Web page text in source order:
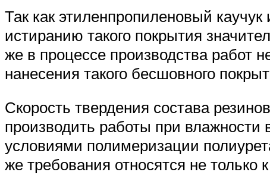
Так как этиленпропиленовый
истиранию такого покрытия
же в процессе производства работ
нанесения такого бесшовного
Скорость твердения состава
производить работы при
условиями полимеризации
же требования относятся не только